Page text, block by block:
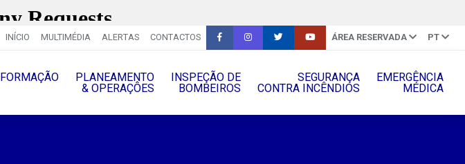
INÍCIO MULTIMÉDIA ALERTAS CONTACTOS ÁREA RESERVADA PT
FORMAÇÃO
PLANEAMENTO
& OPERAÇÔES
INSPEÇÃO DE
BOMBEIROS
SEGURANÇA
CONTRA INCÊNDIOS
EMERGÊNCIA
MÉDICA